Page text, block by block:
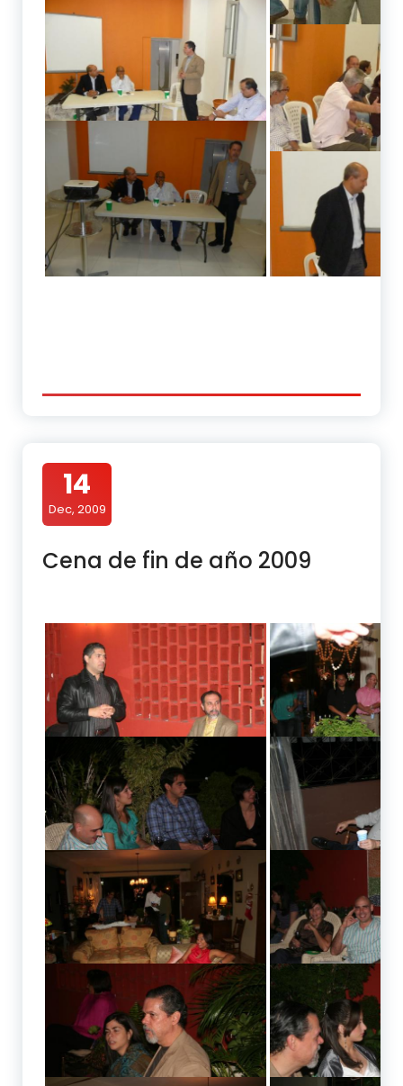
14
Dec, 2009
Cena de fin de año 2009